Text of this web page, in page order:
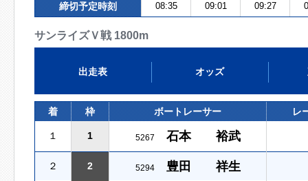
締切予定時刻 08:35 09:01 09:27
サンライズＶ戦 1800m
出走表 オッズ
着 枠 ボートレーサー レ
１ 1 5267 石本 裕武
２ 2 5294 豊田 祥生